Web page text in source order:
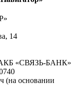
14
«СВЯЗЬ-БАНК»
(на основании